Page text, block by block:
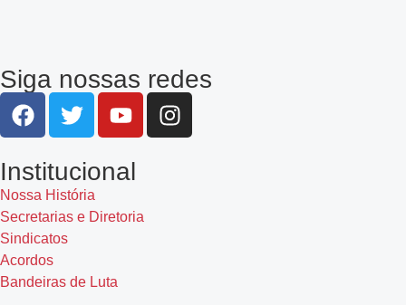
Siga nossas redes
Institucional
Nossa História
Secretarias e Diretoria
Sindicatos
Acordos
Bandeiras de Luta